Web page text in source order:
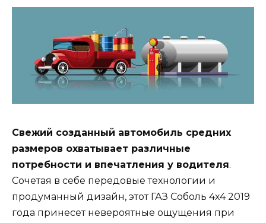
Свежий созданный автомобиль средних
размеров охватывает различные
потребности и впечатления у водителя.
Сочетая в себе передовые технологии и
продуманный дизайн, этот ГАЗ Соболь 4х4 2019
года принесет невероятные ощущения при